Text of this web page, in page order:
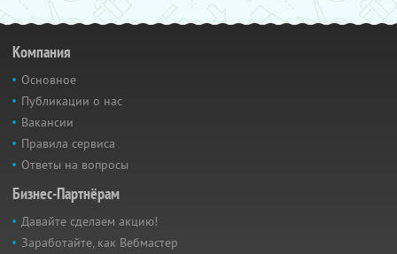
Компания
Основное
Публикации о нас
Вакансии
Правила сервиса
Ответы на вопросы
Бизнес-Партнёрам
Давайте сделаем акцию!
Заработайте, как Вебмастер